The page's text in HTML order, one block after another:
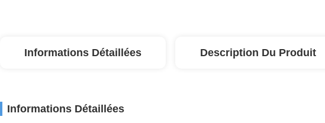
Informations Détaillées Description Du Produit
Informations Détaillées